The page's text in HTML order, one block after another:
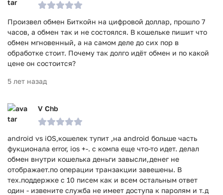
Произвел обмен Биткойн на цифровой доллар, прошло 7
часов, а обмен так и не состоялся. В кошельке пишит что
обмен мгновенный, а на самом деле до сих пор в
обработке стоит. Почему так долго идёт обмен и по какой
цене он состоится?
5 лет назад
V Chb
android vs iOS,кошелек тупит ,на android больше часть
фукционала error, ios +-. с компа еще что-то идет. делал
обмен внутри кошелька деньги завысли,денег не
отображает.по операции транзакции завешены. В
тех.поддержке с 10 писем как и всем остальным ответ
один - извените служба не имеет доступа к паролям и т.д